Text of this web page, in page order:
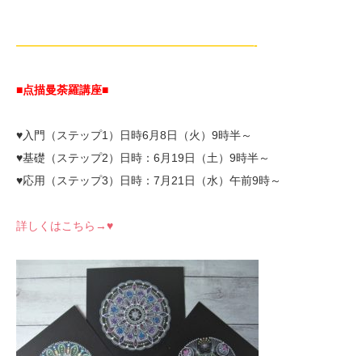
—————————————————————-
■点描曼荼羅講座■
♥入門（ステップ1）日時6月8日（火）9時半～
♥基礎（ステップ2）日時：6月19日（土）9時半～
♥応用（ステップ3）日時：7月21日（水）午前9時～
詳しくはこちら→♥